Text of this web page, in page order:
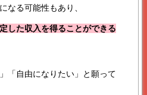
なる可能性もあり、
した収入を得ることができる
「自由になりたい」と願って